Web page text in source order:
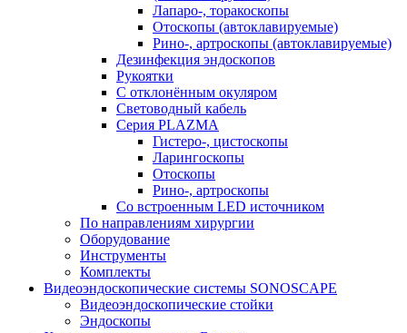
Лапаро-, торакоскопы
Отоскопы (автоклавируемые)
Рино-, артроскопы (автоклавируемые)
Дезинфекция эндоскопов
Рукоятки
С отклонённым окуляром
Световодный кабель
Серия PLAZMA
Гистеро-, цистоскопы
Ларингоскопы
Отоскопы
Рино-, артроскопы
Со встроенным LED источником
По направлениям хирургии
Оборудование
Инструменты
Комплекты
Видеоэндоскопические системы SONOSCAPE
Видеоэндоскопические стойки
Эндоскопы